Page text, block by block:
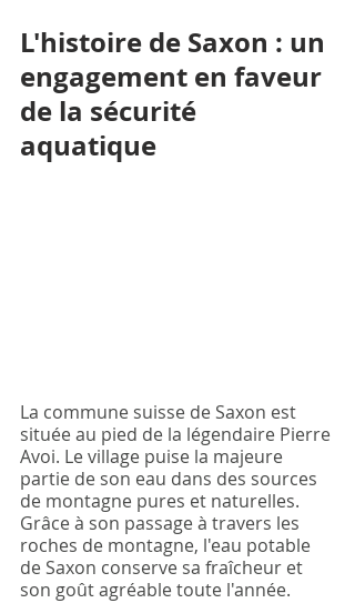
L'histoire de Saxon : un
engagement en faveur
de la sécurité
aquatique
La commune suisse de Saxon est
située au pied de la légendaire Pierre
Avoi. Le village puise la majeure
partie de son eau dans des sources
de montagne pures et naturelles.
Grâce à son passage à travers les
roches de montagne, l'eau potable
de Saxon conserve sa fraîcheur et
son goût agréable toute l'année.